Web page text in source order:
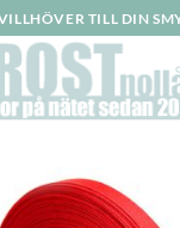
TILL DIN